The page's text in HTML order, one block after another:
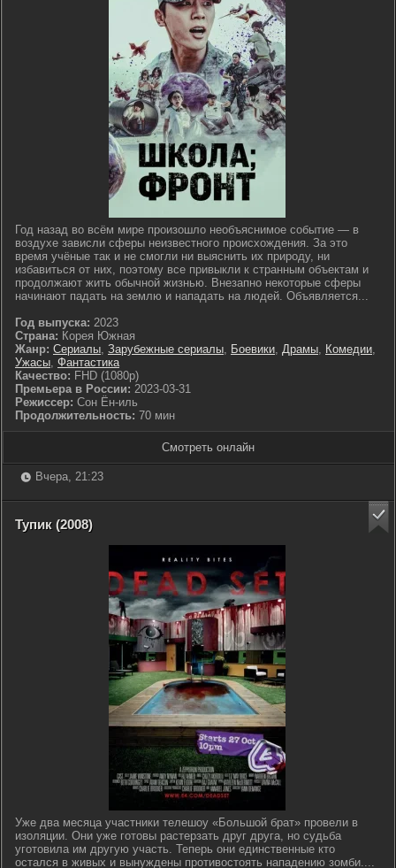
Год назад во всём мире произошло необъяснимое событие — в
воздухе зависли сферы неизвестного происхождения. За это
время учёные так и не смогли ни выяснить их природу, ни
избавиться от них, поэтому все привыкли к странным объектам и
продолжают жить обычной жизнью. Внезапно некоторые сферы
начинают падать на землю и нападать на людей. Объявляется...
Год выпуска: 2023
Страна: Корея Южная
Жанр: Сериалы, Зарубежные сериалы, Боевики, Драмы, Комедии,
Ужасы, Фантастика
Качество: FHD (1080p)
Премьера в России: 2023-03-31
Режиссер: Сон Ён-иль
Продолжительность: 70 мин
Смотреть онлайн
Вчера, 21:23
Тупик (2008)
Уже два месяца участники телешоу «Большой брат» провели в
изоляции. Они уже готовы растерзать друг друга, но судьба
уготовила им другую участь. Теперь они единственные кто
остался в живых и вынуждены противостоять нападению зомби....